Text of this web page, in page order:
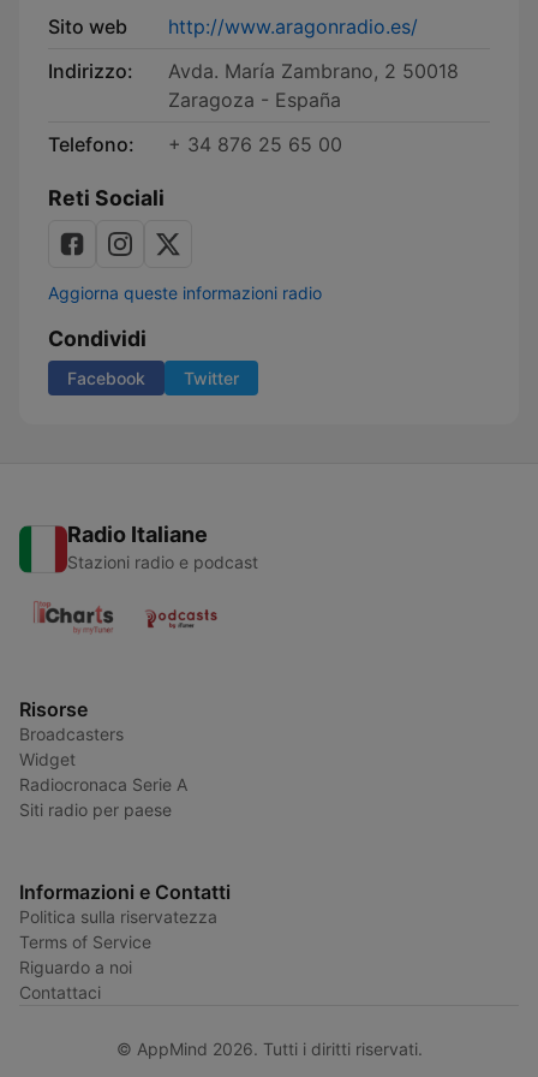
Sito web
http://www.aragonradio.es/
Indirizzo:
Avda. María Zambrano, 2 50018
Zaragoza - España
Telefono:
+ 34 876 25 65 00
Reti Sociali
Aggiorna queste informazioni radio
Condividi
Facebook Twitter
Radio Italiane
Stazioni radio e podcast
Risorse
Broadcasters
Widget
Radiocronaca Serie A
Siti radio per paese
Informazioni e Contatti
Politica sulla riservatezza
Terms of Service
Riguardo a noi
Contattaci
© AppMind 2026. Tutti i diritti riservati.